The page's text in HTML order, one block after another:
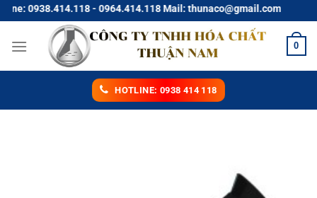
Chuyển
đến
nội
0938.414.118 - 0964.414.118 Mail: thunaco@gmail.com
0
HOTLINE: 0938 414 118